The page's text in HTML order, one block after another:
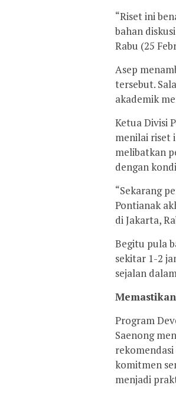
“Riset ini
bahan
Rabu (25
Asep
tersebut.
akademik
Ketua Divisi
menilai riset
melibatkan
dengan
“Sekarang
Pontianak
di Jakarta,
Begitu pula
sekitar 1-2
sejalan
Program
Saenong
komitmen
menjadi